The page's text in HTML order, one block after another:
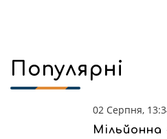
Популярні
02 Серпня,
Мільйонна